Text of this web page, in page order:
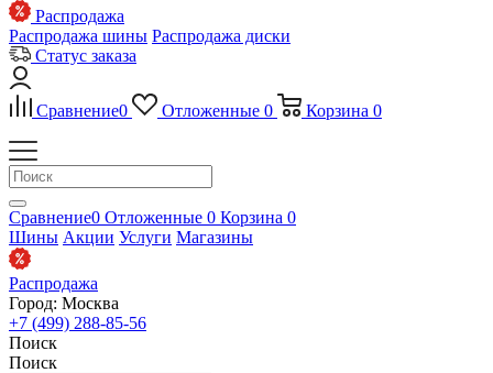
Распродажа
Распродажа шины Распродажа диски
Статус заказа
Сравнение0 Отложенные 0 Корзина 0
Сравнение0 Отложенные 0 Корзина 0
Шины Акции Услуги Магазины
Распродажа
Город: Москва
+7 (499) 288-85-56
Поиск
Поиск